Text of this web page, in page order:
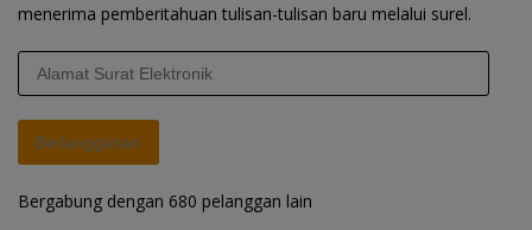
menerima pemberitahuan tulisan-tulisan baru melalui surel.
Berlangganan
Bergabung dengan 680 pelanggan lain